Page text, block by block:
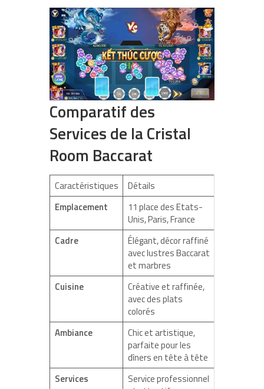
Comparatif des
Services de la Cristal
Room Baccarat
Caractéristiques
Détails
Emplacement
11 place des Etats-
Unis, Paris, France
Cadre
Élégant, décor raffiné
avec lustres Baccarat
et marbres
Cuisine
Créative et raffinée,
avec des plats
colorés
Ambiance
Chic et artistique,
parfaite pour les
dîners en tête à tête
Services
Service professionnel